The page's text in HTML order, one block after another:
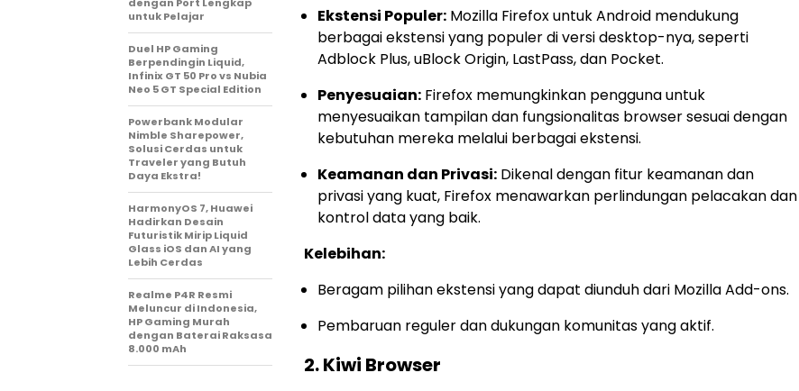
Ekstensi Populer: Mozilla Firefox untuk Android mendukung
berbagai ekstensi yang populer di versi desktop-nya, seperti
Adblock Plus, uBlock Origin, LastPass, dan Pocket.
Penyesuaian: Firefox memungkinkan pengguna untuk
menyesuaikan tampilan dan fungsionalitas browser sesuai dengan
kebutuhan mereka melalui berbagai ekstensi.
Keamanan dan Privasi: Dikenal dengan fitur keamanan dan
privasi yang kuat, Firefox menawarkan perlindungan pelacakan dan
kontrol data yang baik.
Kelebihan:
Beragam pilihan ekstensi yang dapat diunduh dari Mozilla Add-ons.
Pembaruan reguler dan dukungan komunitas yang aktif.
2.Kiwi Browser
dengan Port Lengkap
untuk Pelajar
Duel HP Gaming
Berpendingin Liquid,
Infinix GT 50 Pro vs Nubia
Neo 5 GT Special Edition
Powerbank Modular
Nimble Sharepower,
Solusi Cerdas untuk
Traveler yang Butuh
Daya Ekstra!
HarmonyOS 7, Huawei
Hadirkan Desain
Futuristik Mirip Liquid
Glass iOS dan AI yang
Lebih Cerdas
Realme P4R Resmi
Meluncur di Indonesia,
HP Gaming Murah
dengan Baterai Raksasa
8.000 mAh